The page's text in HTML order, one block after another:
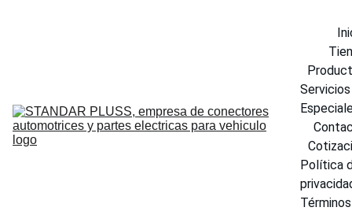
Servicios
Política